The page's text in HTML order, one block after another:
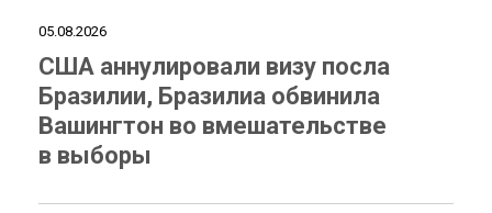
05.08.2026
США аннулировали визу посла
Бразилии, Бразилиа обвинила
Вашингтон во вмешательстве
в выборы